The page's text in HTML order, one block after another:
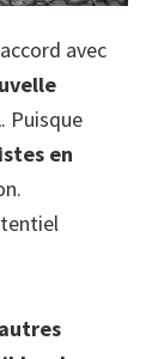
avec
. Puisque
en